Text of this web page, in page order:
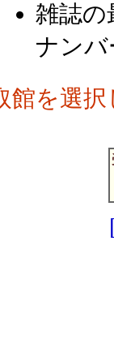
雑誌の
ナン
館を選